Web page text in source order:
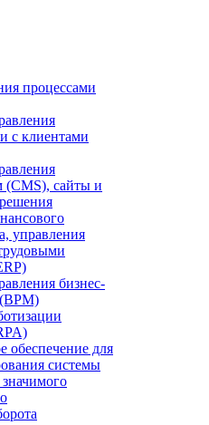
процессами
с клиентами
сайты и
управления
бизнес-
обеспечение для
системы